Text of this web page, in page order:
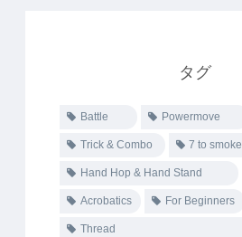
タグ
Battle Powermove
Trick & Combo 7 to smoke
Hand Hop & Hand Stand
Acrobatics For Beginners
Thread